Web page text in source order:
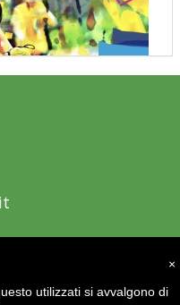
Pesce al CN Uisp
×
utilizzati si avvalgono di